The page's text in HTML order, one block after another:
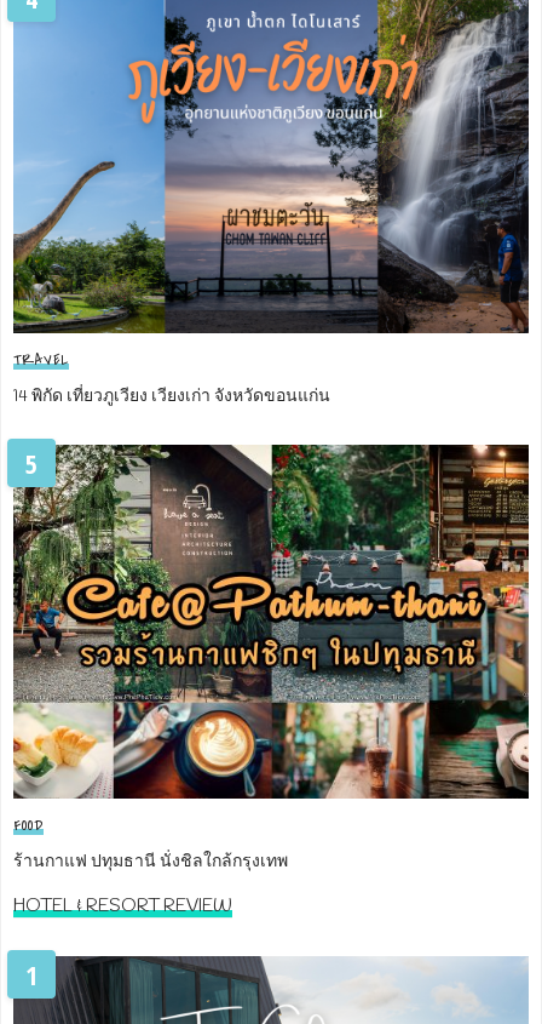
TRAVEL
14 พิกัด เที่ยวภูเวียง เวียงเก่า จังหวัดขอนแก่น
5
FOOD
ร้านกาแฟ ปทุมธานี นั่งชิลใกล้กรุงเทพ
HOTEL & RESORT REVIEW
1